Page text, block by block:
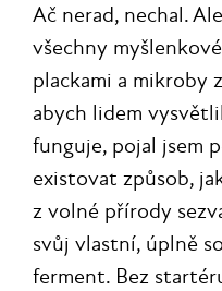
Ač nerad, nechal.
všechny
plackami a mikroby
abych lidem
funguje, pojal jsem
existovat způsob,
z volné přírody
svůj vlastní, úplně
ferment. Bez